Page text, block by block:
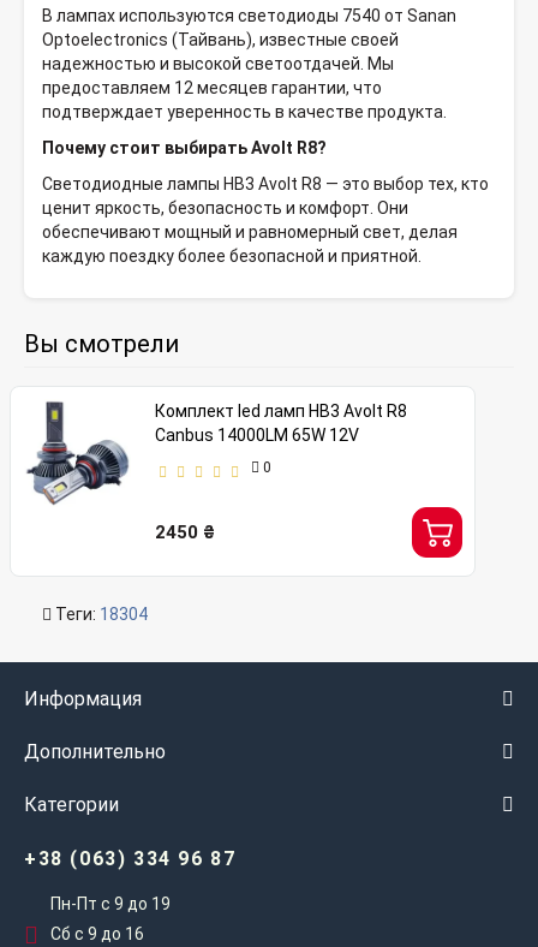
В лампах используются светодиоды 7540 от Sanan
Optoelectronics (Тайвань), известные своей
надежностью и высокой светоотдачей. Мы
предоставляем 12 месяцев гарантии, что
подтверждает уверенность в качестве продукта.
Почему стоит выбирать Avolt R8?
Светодиодные лампы HB3 Avolt R8 — это выбор тех, кто
ценит яркость, безопасность и комфорт. Они
обеспечивают мощный и равномерный свет, делая
каждую поездку более безопасной и приятной.
Вы смотрели
Комплект led ламп HB3 Avolt R8
Canbus 14000LM 65W 12V
0
2450 ₴
Теги: 18304
Информация
Дополнительно
Категории
+38 (063) 334 96 87
Пн-Пт с 9 до 19
Сб с 9 до 16